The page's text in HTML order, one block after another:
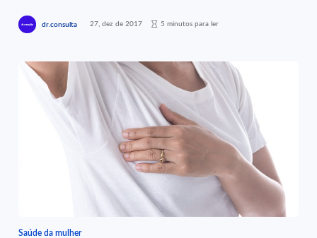
dr.consulta 27, dez de 2017 5 minutos para ler
Saúde da mulher